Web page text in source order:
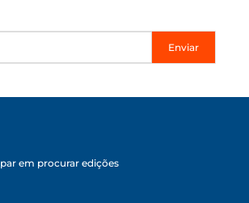
Enviar
em procurar edições